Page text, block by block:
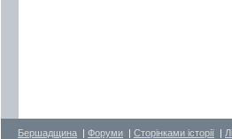
Бершадщина | Форуми | Сторінками історії |